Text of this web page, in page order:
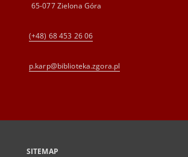
65-077 Zielona Góra
(+48) 68 453 26 06
p.karp@biblioteka.zgora.pl
SITEMAP